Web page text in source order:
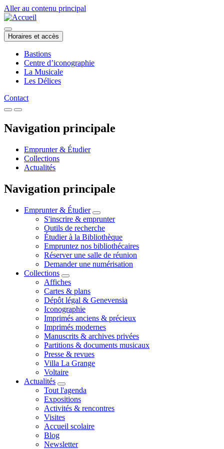
Aller au contenu principal
Horaires et accès
Bastions
Centre d’iconographie
La Musicale
Les Délices
Contact
Navigation principale
Emprunter & Étudier
Collections
Actualités
Navigation principale
Emprunter & Étudier
S'inscrire & emprunter
Outils de recherche
Étudier à la Bibliothèque
Empruntez nos bibliothécaires
Réserver une salle de réunion
Demander une numérisation
Collections
Affiches
Cartes & plans
Dépôt légal & Genevensia
Iconographie
Imprimés anciens & précieux
Imprimés modernes
Manuscrits & archives privées
Partitions & documents musicaux
Presse & revues
Villa La Grange
Voltaire
Actualités
Tout l'agenda
Expositions
Activités & rencontres
Visites
Accueil scolaire
Blog
Newsletter